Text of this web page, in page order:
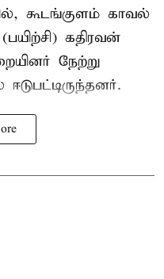
கூடங்குளம் காவல்
கதிரவன்
நேற்று